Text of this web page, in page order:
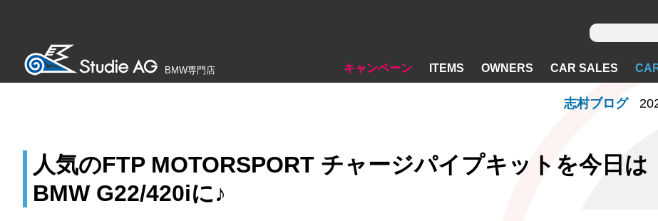
BMW専門店 キャンペーン ITEMS OWNERS CAR SALES
人気のFTP MOTORSPORT チャージパイプキットを今日は
BMW G22/420iに♪
志村ブログ